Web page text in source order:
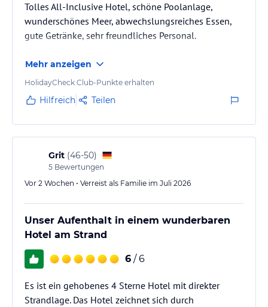
Rezeption.
Hinweis:
Allgemeine und unverbindliche
Hoteliers-/Veranstalter-/Kataloginformationen. Alle Angaben
lies vor der Buchung die verbindlichen
jeweiligen Veranstalters.
Tolles All-Inclusive Hotel, schöne Poolanlage,
wunderschönes Meer, abwechslungsreiches Essen,
gute Getränke, sehr freundliches Personal.
Mehr anzeigen
HolidayCheck Club-Punkte erhalten
Hilfreich Teilen
Grit (46-50)
5 Bewertungen
Vor 2 Wochen • Verreist als Familie im Juli 2026
Unser Aufenthalt in einem wunderbaren
Hotel am Strand
6 / 6
Es ist ein gehobenes 4 Sterne Hotel mit direkter
Strandlage. Das Hotel zeichnet sich durch